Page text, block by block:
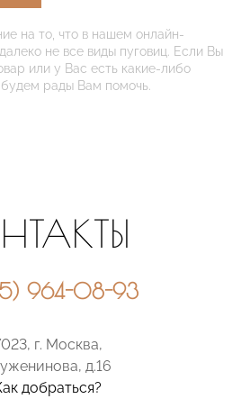
на то, что в нашем онлайн-
не все виды пуговиц. Если Вы
или у Вас есть какие-либо
рады Вам помочь.
964-08-93
г. Москва,
д.16
добраться?